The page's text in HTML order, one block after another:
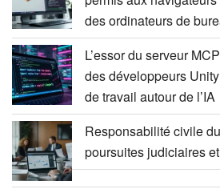
des ordinateurs de
L’essor du serveur
des développeurs
de travail autour de l’IA
Responsabilité civile
poursuites judiciaires